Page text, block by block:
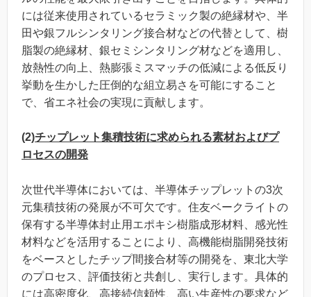
には従来使用されているセラミック製の絶縁材や、半
田や銀フルシンタリング接合材などの代替として、樹
脂製の絶縁材、銀セミシンタリング材などを適用し、
放熱性の向上、熱膨張ミスマッチの低減による低反り
挙動を生かした圧倒的な組立易さを可能にすること
で、省エネ社会の実現に貢献します。
(2)チップレット集積技術に求められる素材およびプ
ロセスの開発
次世代半導体においては、半導体チップレットの3次
元集積技術の発展が不可欠です。住友ベークライトの
保有する半導体封止用エポキシ樹脂成形材料、感光性
材料などを活用することにより、高機能樹脂開発技術
をベースとしたチップ間接合材等の開発を、東北大学
のプロセス、評価技術と共創し、実行します。具体的
には高密度化、高接続信頼性、高い生産性の要求など